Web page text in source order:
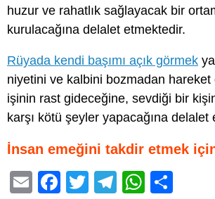
huzur ve rahatlık sağlayacak bir
kurulacağına delalet etmektedir.
Rüyada kendi başımı açık görmek
niyetini ve kalbini bozmadan hareket
işinin rast gideceğine, sevdiği bir
karşı kötü şeyler yapacağına delalet
İnsan emeğini takdir etmek için
E
F
T
T
W